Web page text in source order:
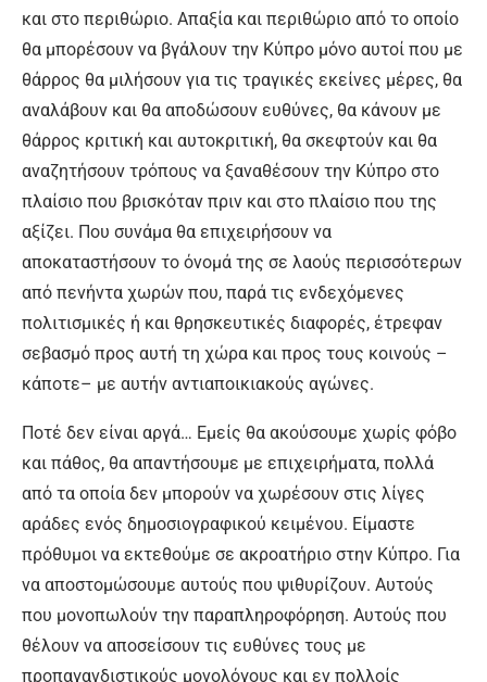
και στο περιθώριο. Απαξία και περιθώριο από το οποίο
θα μπορέσουν να βγάλουν την Κύπρο μόνο αυτοί που με
θάρρος θα μιλήσουν για τις τραγικές εκείνες μέρες, θα
αναλάβουν και θα αποδώσουν ευθύνες, θα κάνουν με
θάρρος κριτική και αυτοκριτική, θα σκεφτούν και θα
αναζητήσουν τρόπους να ξαναθέσουν την Κύπρο στο
πλαίσιο που βρισκόταν πριν και στο πλαίσιο που της
αξίζει. Που συνάμα θα επιχειρήσουν να
αποκαταστήσουν το όνομά της σε λαούς περισσότερων
από πενήντα χωρών που, παρά τις ενδεχόμενες
πολιτισμικές ή και θρησκευτικές διαφορές, έτρεφαν
σεβασμό προς αυτή τη χώρα και προς τους κοινούς –
κάποτε– με αυτήν αντιαποικιακούς αγώνες.
Ποτέ δεν είναι αργά… Εμείς θα ακούσουμε χωρίς φόβο
και πάθος, θα απαντήσουμε με επιχειρήματα, πολλά
από τα οποία δεν μπορούν να χωρέσουν στις λίγες
αράδες ενός δημοσιογραφικού κειμένου. Είμαστε
πρόθυμοι να εκτεθούμε σε ακροατήριο στην Κύπρο. Για
να αποστομώσουμε αυτούς που ψιθυρίζουν. Αυτούς
που μονοπωλούν την παραπληροφόρηση. Αυτούς που
θέλουν να αποσείσουν τις ευθύνες τους με
προπαγανδιστικούς μονολόγους και εν πολλοίς